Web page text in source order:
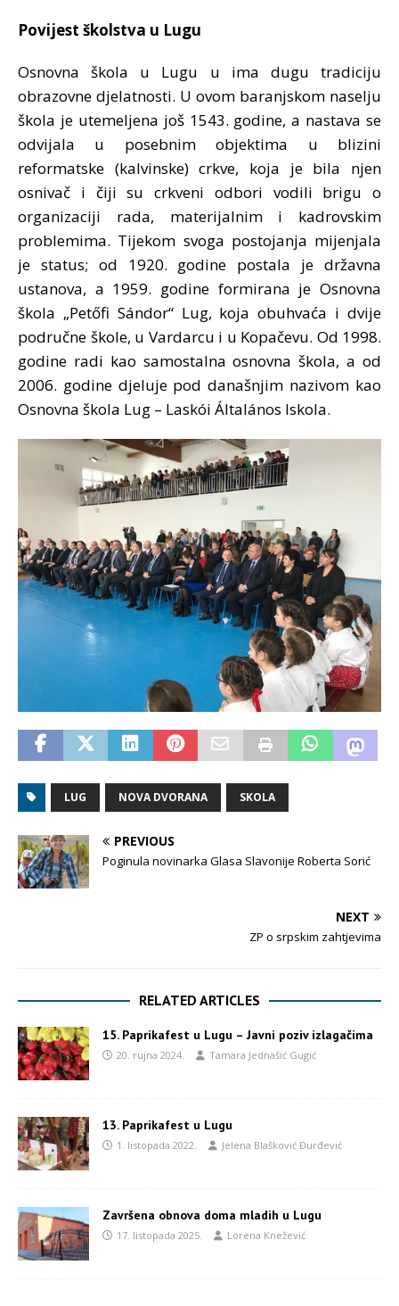
Povijest školstva u Lugu
Osnovna škola u Lugu u ima dugu tradiciju
obrazovne djelatnosti. U ovom baranjskom naselju
škola je utemeljena još 1543. godine, a nastava se
odvijala u posebnim objektima u blizini
reformatske (kalvinske) crkve, koja je bila njen
osnivač i čiji su crkveni odbori vodili brigu o
organizaciji rada, materijalnim i kadrovskim
problemima. Tijekom svoga postojanja mijenjala
je status; od 1920. godine postala je državna
ustanova, a 1959. godine formirana je Osnovna
škola „Petőfi Sándor“ Lug, koja obuhvaća i dvije
područne škole, u Vardarcu i u Kopačevu. Od 1998.
godine radi kao samostalna osnovna škola, a od
2006. godine djeluje pod današnjim nazivom kao
Osnovna škola Lug – Laskói Általános Iskola.
LUG NOVA DVORANA SKOLA
PREVIOUS
Poginula novinarka Glasa Slavonije Roberta Sorić
NEXT
ZP o srpskim zahtjevima
RELATED ARTICLES
15. Paprikafest u Lugu – Javni poziv izlagačima
20. rujna 2024. Tamara Jednašić Gugić
13. Paprikafest u Lugu
1. listopada 2022. Jelena Blašković Đurđević
Završena obnova doma mladih u Lugu
17. listopada 2025. Lorena Knežević